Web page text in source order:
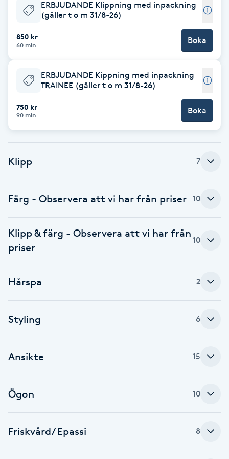
Babylights
Balayage
Bambumassage
Barber
Barnklippning
BIAB
Bottenfärg
Brynformning
Brynfärgning
C
Celluliter
Coachning
Color correction
ERBJUDANDE Klippning med inpackning
(gäller t o m 31/8-26)
850 kr
60 min Boka
ERBJUDANDE Kippning med inpackning
TRAINEE (gäller t o m 31/8-26)
750 kr
90 min Boka
Klipp 7
Färg - Observera att vi har från priser 10
Klipp & färg - Observera att vi har från
priser
10
Hårspa 2
Styling 6
Ansikte 15
Ögon 10
Friskvård/ Epassi 8